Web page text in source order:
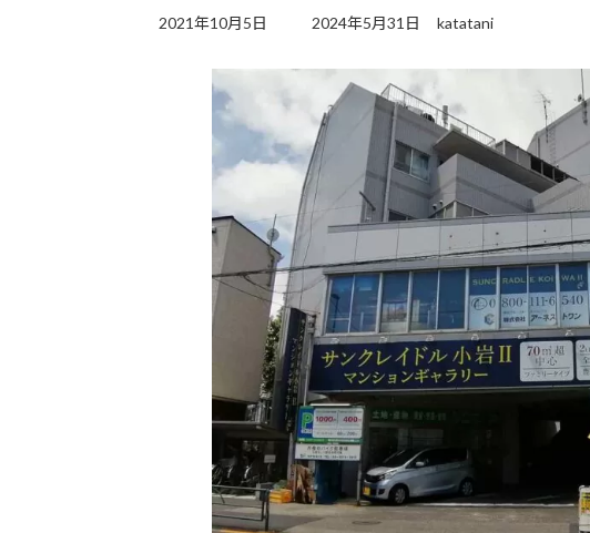
2021年10月5日
最
更
日
時
:
2024年5月31日 katatani